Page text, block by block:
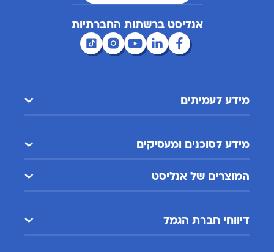
אנליסט ברשתות החברתיות
מידע לעמיתים
מידע לסוכנים ומעסיקים
המוצרים של אנליסט
דיווחי חברת הגמל